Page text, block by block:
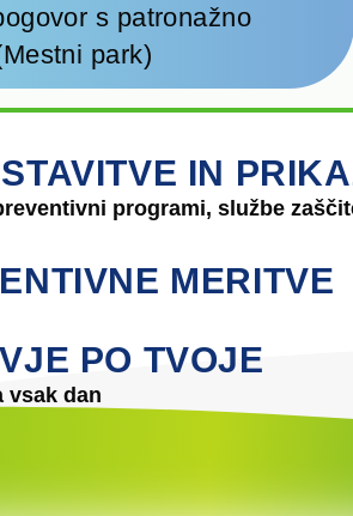
s patronažno
park)
IN
programi, službe
MERITVE
PO TVOJE
vsak dan